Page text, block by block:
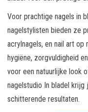
Voor prachtige nagels in
nagelstylisten bieden ze
acrylnagels, en nail art op
hygiëne, zorgvuldigheid
voor een natuurlijke look
nagelstudio In bladel
schitterende resultaten.